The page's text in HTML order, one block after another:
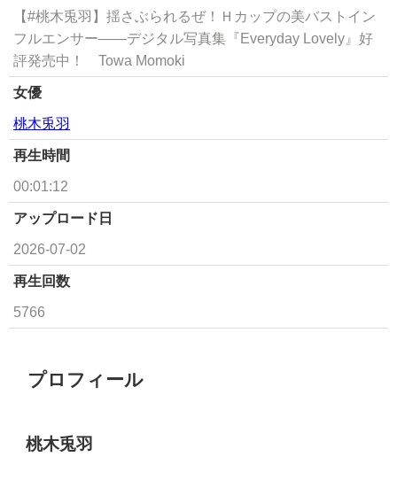
【#桃木兎羽】揺さぶられるぜ！Ｈカップの美バストイン
フルエンサー――デジタル写真集『Everyday Lovely』好
評発売中！ Towa Momoki
女優
桃木兎羽
再生時間
00:01:12
アップロード日
2026-07-02
再生回数
5766
プロフィール
桃木兎羽